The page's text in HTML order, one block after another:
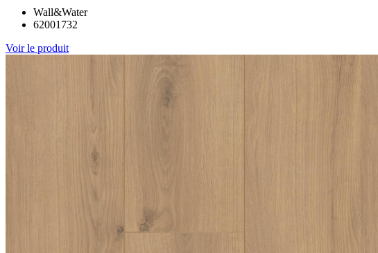
Wall&Water
62001732
Voir le produit